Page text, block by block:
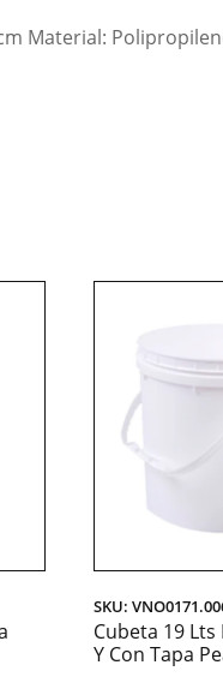
Material:
SKU:
Cubeta 19 Lts
Y Con Tapa